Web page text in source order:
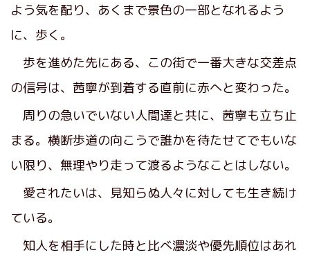
よう気を配り、あくまで景色の一部となれるよう
に、歩く。
歩を進めた先にある、この街で一番大きな交差点
の信号は、茜寧が到着する直前に赤へと変わった。
周りの急いでいない人間達と共に、茜寧も立ち止
まる。横断歩道の向こうで誰かを待たせてでもいな
い限り、無理やり走って渡るようなことはしない。
愛されたいは、見知らぬ人々に対しても生き続け
ている。
知人を相手にした時と比べ濃淡や優先順位はあれ